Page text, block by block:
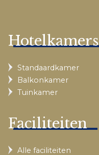
Hotelkamers
Standaardkamer
Balkonkamer
Tuinkamer
Faciliteiten
Alle faciliteiten